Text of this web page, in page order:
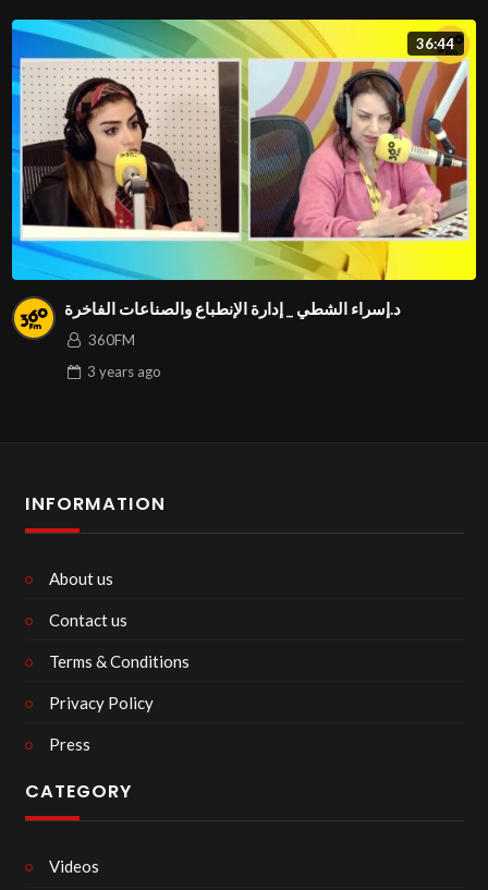
36:44
د.إسراء الشطي _ إدارة الإنطباع والصناعات الفاخرة
360FM
3 yearsago
INFORMATION
About us
Contact us
Terms & Conditions
Privacy Policy
Press
CATEGORY
Videos